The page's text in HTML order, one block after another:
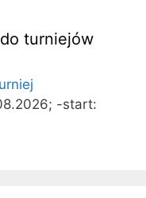
turniejów
-start: